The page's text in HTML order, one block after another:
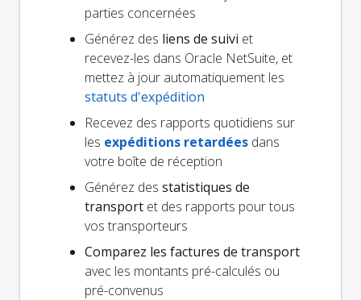
parties concernées
Générez des liens de suivi et
recevez-les dans Oracle NetSuite, et
mettez à jour automatiquement les
statuts d'expédition
Recevez des rapports quotidiens sur
les expéditions retardées dans
votre boîte de réception
Générez des statistiques de
transport et des rapports pour tous
vos transporteurs
Comparez les factures de transport
avec les montants pré-calculés ou
pré-convenus